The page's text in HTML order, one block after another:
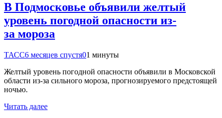
В Подмосковье объявили желтый
уровень погодной опасности из-
за мороза
ТАСС6 месяцев спустя01 минуты
Желтый уровень погодной опасности объявили в Московской
области из-за сильного мороза, прогнозируемого предстоящей
ночью.
Читать далее